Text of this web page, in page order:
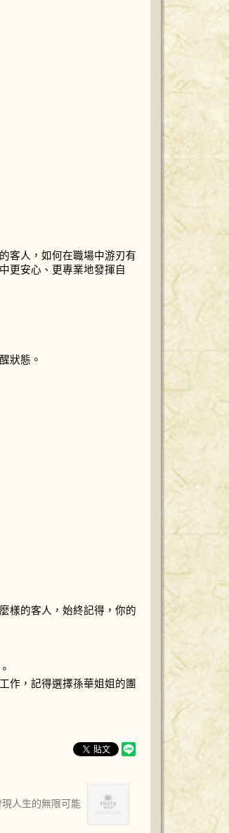
客人，如何在職場中游刃有
更安心、更專業地發揮自
狀態。
樣的客人，始終記得，你的
作，記得選擇孫華姐姐的團
人生的無限可能